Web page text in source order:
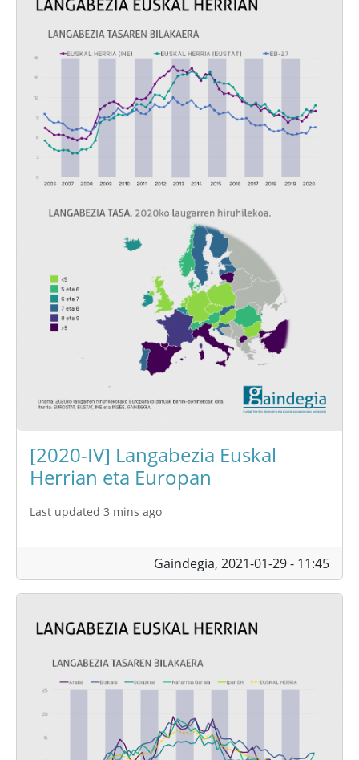
[2020-IV] Langabezia Euskal
Herrian eta Europan
Last updated 3 mins ago
Gaindegia, 2021-01-29 - 11:45